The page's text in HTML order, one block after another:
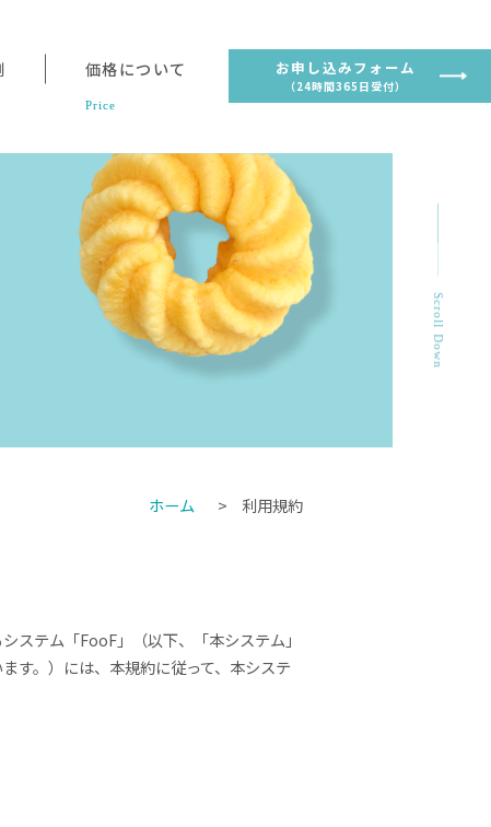
価格について
Price
お申し込みフォーム
（24時間365日受付）
Scroll Down
ホーム 利用規約
ステム「FooF」（以下、「本システム」
す。）には、本規約に従って、本システ